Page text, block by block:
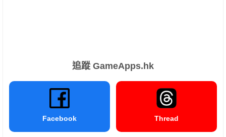
追蹤 GameApps.hk
Facebook Thread